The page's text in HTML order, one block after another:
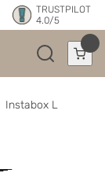
TRUSTPILOT
4.0/5
Instabox L